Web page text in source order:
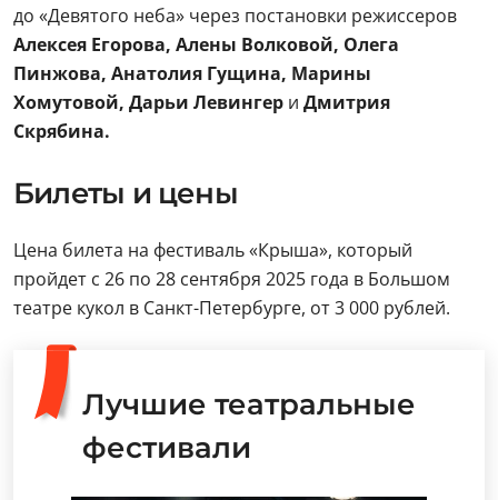
до «Девятого неба» через постановки режиссеров
Алексея Егорова, Алены Волковой, Олега
Пинжова, Анатолия Гущина, Марины
Хомутовой, Дарьи Левингер и Дмитрия
Скрябина.
Билеты и цены
Цена билета на фестиваль «Крыша», который
пройдет с 26 по 28 сентября 2025 года в Большом
театре кукол в Санкт-Петербурге, от 3 000 рублей.
Лучшие театральные
фестивали